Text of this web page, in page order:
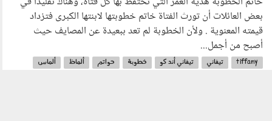
بعض العائلات أن تورث الفتاة خاتم خطوبتها لابنتها الكبرى فتزداد
قيمته المعنوية . ولأن الخطوبة لم تعد ببعيدة عن المصايف حيث
أصبح من أجمل...
tiffany تيفاني تيفاني أند كو خطوبة حواتم ألماظ ألماس